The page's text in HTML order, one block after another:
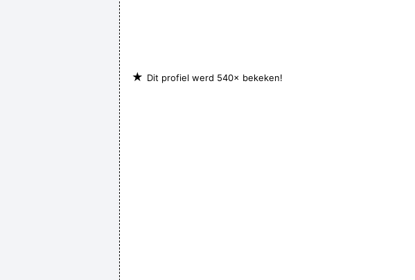
★ Dit profiel werd 540× bekeken!